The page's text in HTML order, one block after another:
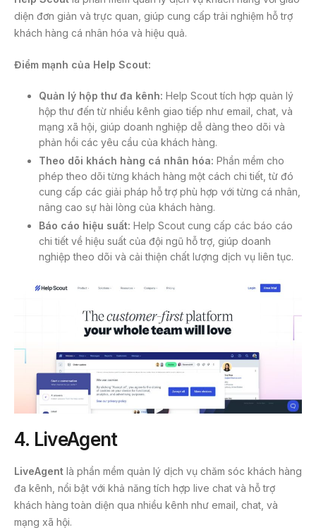
diện đơn giản và trực quan, giúp cung cấp trải nghiệm hỗ trợ
khách hàng cá nhân hóa và hiệu quả.
Điểm mạnh của Help Scout:
Quản lý hộp thư đa kênh: Help Scout tích hợp quản lý
hộp thư đến từ nhiều kênh giao tiếp như email, chat, và
mạng xã hội, giúp doanh nghiệp dễ dàng theo dõi và
phản hồi các yêu cầu của khách hàng.
Theo dõi khách hàng cá nhân hóa: Phần mềm cho
phép theo dõi từng khách hàng một cách chi tiết, từ đó
cung cấp các giải pháp hỗ trợ phù hợp với từng cá nhân,
nâng cao sự hài lòng của khách hàng.
Báo cáo hiệu suất: Help Scout cung cấp các báo cáo
chi tiết về hiệu suất của đội ngũ hỗ trợ, giúp doanh
nghiệp theo dõi và cải thiện chất lượng dịch vụ liên tục.
4. LiveAgent
LiveAgent là phần mềm quản lý dịch vụ chăm sóc khách hàng
đa kênh, nổi bật với khả năng tích hợp live chat và hỗ trợ
khách hàng toàn diện qua nhiều kênh như email, chat, và
mạng xã hội.